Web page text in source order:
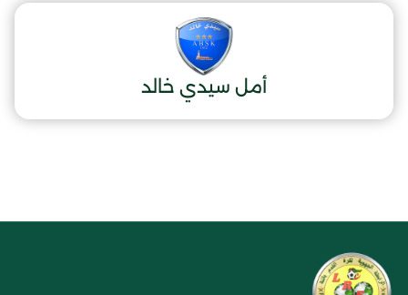
أمل سيدي خالد